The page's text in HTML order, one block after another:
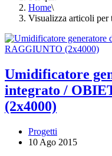
Home\
Visualizza articoli per
Umidificatore
integrato /
(2x4000)
Progetti
10 Ago 2015